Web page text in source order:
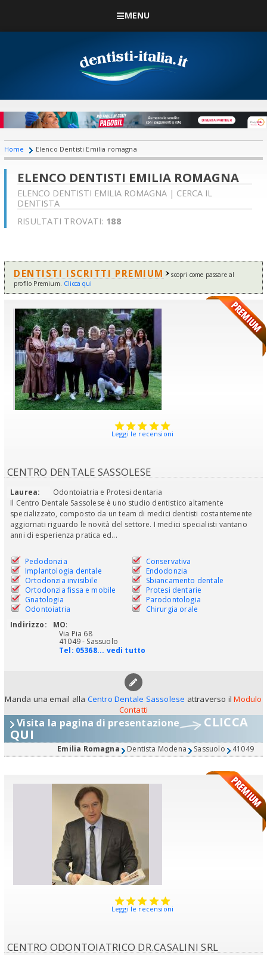
MENU
Home Elenco Dentisti Emilia romagna
ELENCO DENTISTI EMILIA ROMAGNA
ELENCO DENTISTI EMILIA ROMAGNA | CERCA IL
DENTISTA
RISULTATI TROVATI: 188
DENTISTI ISCRITTI PREMIUM
scopri come passare al
profilo Premium. Clicca qui
Leggi le recensioni
CENTRO DENTALE SASSOLESE
Laurea:
Odontoiatria e Protesi dentaria
Il Centro Dentale Sassolese è uno studio dentistico altamente
specializzato, composto da un team di medici dentisti costantemente
aggiornati riguardo le novità del settore. I medici specialisti vantano
anni di esperienza pratica ed...
Pedodonzia
Implantologia dentale
Ortodonzia invisibile
Ortodonzia fissa e mobile
Gnatologia
Odontoiatria
Conservativa
Endodonzia
Sbiancamento dentale
Protesi dentarie
Parodontologia
Chirurgia orale
Indirizzo:
MO:
Via Pia 68
41049 - Sassuolo
Tel: 05368... vedi tutto
Manda una email alla Centro Dentale Sassolese attraverso ilModulo
Contatti
Visita la pagina di presentazione CLICCA
QUI
Emilia Romagna Dentista Modena Sassuolo 41049
Leggi le recensioni
CENTRO ODONTOIATRICO DR.CASALINI SRL